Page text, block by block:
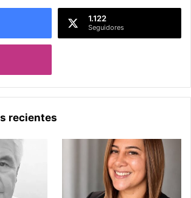
1.122
Seguidores
recientes